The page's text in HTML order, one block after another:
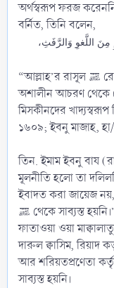
অর্থস্বরূপ ফরজ
বর্নিত, তিনি বলেন,
اللَّغوِ وَالرَّفَثِ،
“আল্লাহ’র রাসূল ﷺ রোজা অবস্থায় কৃত অনর্থক কথাবার্তা ও
অশালীন আচরণ থেকে
মিসকীনদের
১৬০৯; ইবনু মাজাহ,
তিন. ইমাম ইবনু বায
মূলনীতি হলো তা
ইবাদত করা জায়েজ নয়,
ﷺ থেকে সাব্যস্ত হয়নি।” [ইমাম ইবনু বায (রাহিমাহুল্লাহ), মাজমূ‘উ
ফাতাওয়া ওয়া
দারুল ক্বাসিম, রিয়াদ
আর শরিয়তপ্রণেতা
সাব্যস্ত হয়নি।